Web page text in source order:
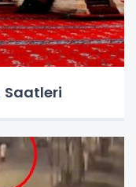
Saatleri